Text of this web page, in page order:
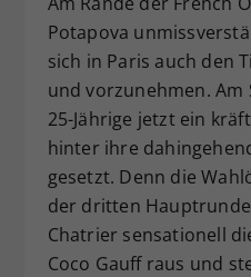
Potapova
sich in Paris auch den
und vorzunehmen. Am
25-Jährige jetzt ein
hinter ihre
gesetzt. Denn die
der dritten
Chatrier sensationell
Coco Gauff raus und
Zweck
Dieser Wert
zufällig
historische
Webseiten-
hat.